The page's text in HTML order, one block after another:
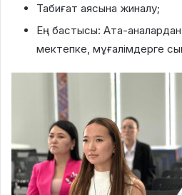
Табиғат аясына жиналу;
Ең бастысы: Ата-
мектепке, мұғалімдерге